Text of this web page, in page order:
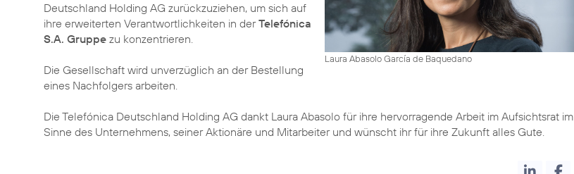
Laura Abasolo García de Baquedano
Deutschland Holding AG zurückzuziehen, um sich auf
ihre erweiterten Verantwortlichkeiten in derTelefónica
S.A. Gruppe zu konzentrieren.
Die Gesellschaft wird unverzüglich an der Bestellung
eines Nachfolgers arbeiten.
Die Telefónica Deutschland Holding AG dankt Laura Abasolo für ihre hervorragende Arbeit im Aufsichtsrat im
Sinne des Unternehmens, seiner Aktionäre und Mitarbeiter und wünscht ihr für ihre Zukunft alles Gute.